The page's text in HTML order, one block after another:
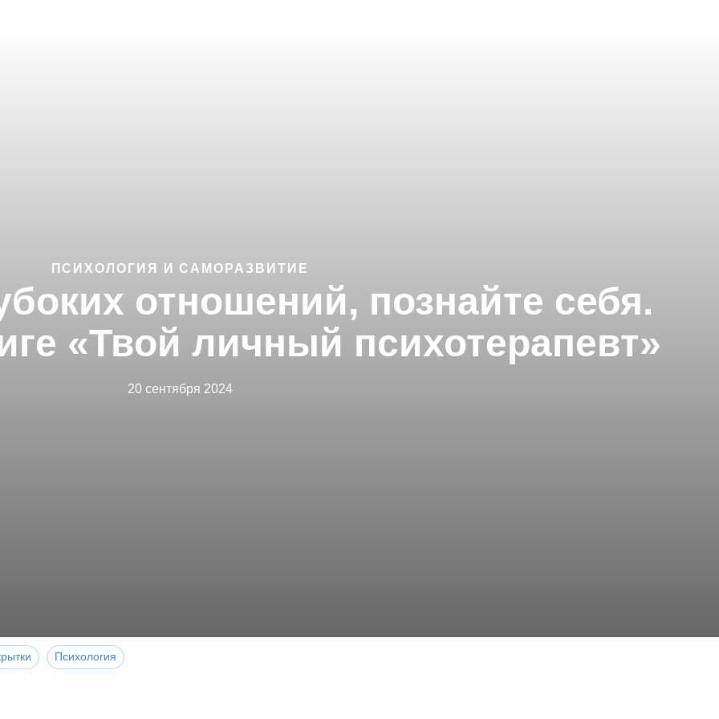
ПСИХОЛОГИЯ И САМОРАЗВИТИЕ
отношений, познайте себя.
«Твой личный психотерапевт»
20 сентября 2024
Психология